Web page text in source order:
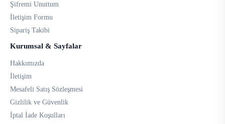
Şifremi Unuttum
İletişim Formu
Sipariş Takibi
Kurumsal & Sayfalar
Hakkımızda
İletişim
Mesafeli Satış Sözleşmesi
Gizlilik ve Güvenlik
İptal İade Koşulları